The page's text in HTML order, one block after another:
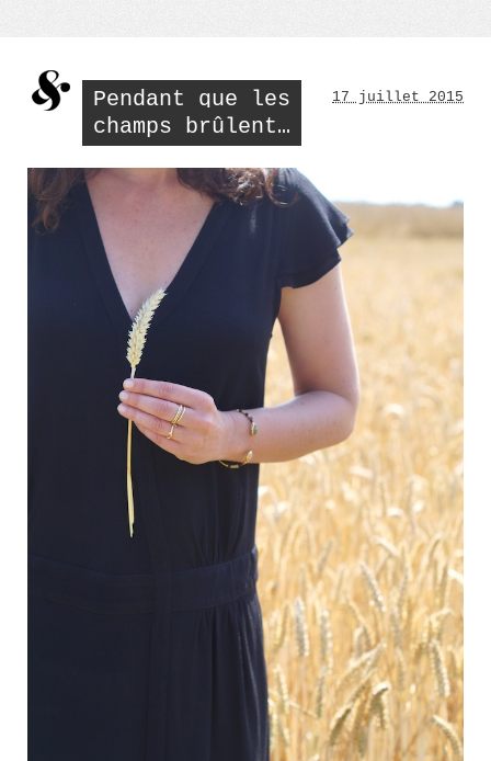
Pendant que les
champs brûlent…
17 juillet 2015